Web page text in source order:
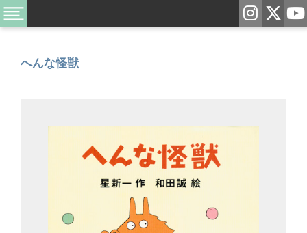
へんな怪獣